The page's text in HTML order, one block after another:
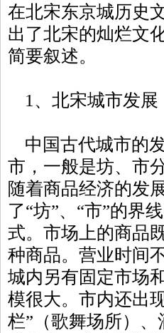
在北宋东京城历史
出了北宋的灿烂文
简要叙述。
1、北宋城市
中国古代城市的
市，一般是坊、市
随着商品经济的发
了“坊”、“市”的界
式。市场上的商品
种商品。营业时间
城内另有固定市场
模很大。市内还出
栏”（歌舞场所）